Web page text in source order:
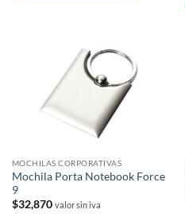
MOCHILAS CORPORATIVAS
Mochila Porta Notebook Force
9
$32,870 valor sin iva